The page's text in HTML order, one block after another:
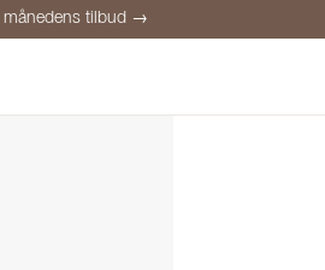
månedens tilbud →